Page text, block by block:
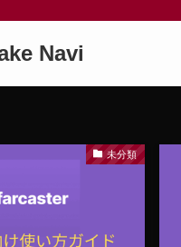
Navi
未分類